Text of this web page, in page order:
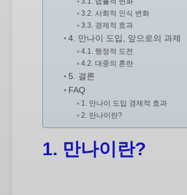
3.2. 사회적 인식 변화
3.3. 경제적 효과
4. 만나이 도입, 앞으로의 과제
4.1. 행정적 도전
4.2. 대중의 혼란
5. 결론
FAQ
1. 만나이 도입 경제적 효과
2. 만나이란?
1. 만나이란?